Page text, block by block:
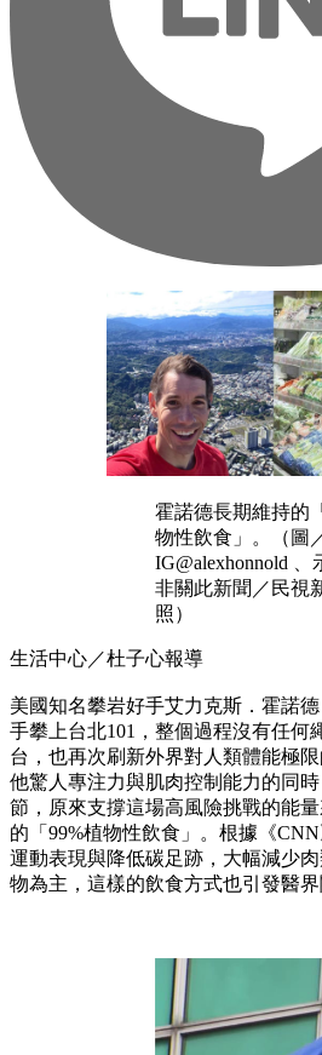
霍諾德長期維持的
物性飲食」。（圖
IG@alexhonnold 、
非關此新聞／民視
照）
生活中心／杜子心報導
美國知名攀岩好手艾力克斯．霍諾
手攀上台北101，整個過程沒有任何
台，也再次刷新外界對人類體能極
他驚人專注力與肌肉控制能力的同
節，原來支撐這場高風險挑戰的能
的「99%植物性飲食」。根據《
運動表現與降低碳足跡，大幅減少
物為主，這樣的飲食方式也引發醫界